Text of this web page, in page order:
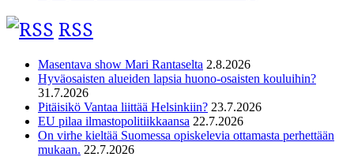
RSS
Masentava show Mari Rantaselta 2.8.2026
Hyväosaisten alueiden lapsia huono-osaisten kouluihin?
31.7.2026
Pitäisikö Vantaa liittää Helsinkiin? 23.7.2026
EU pilaa ilmastopolitiikkaansa 22.7.2026
On virhe kieltää Suomessa opiskelevia ottamasta perhettään
mukaan. 22.7.2026